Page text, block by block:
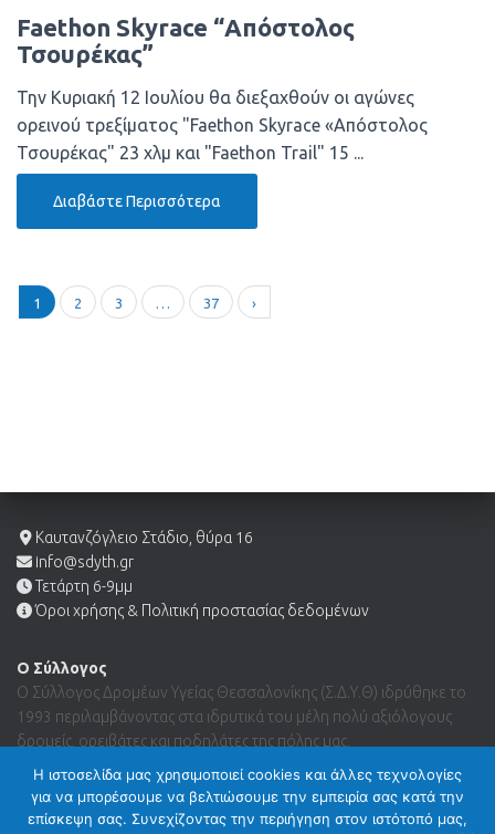
Faethon Skyrace “Απόστολος
Τσουρέκας”
Την Κυριακή 12 Ιουλίου θα διεξαχθούν οι αγώνες
ορεινού τρεξίματος "Faethon Skyrace «Απόστολος
Τσουρέκας" 23 χλμ και "Faethon Trail" 15 ...
Διαβάστε Περισσότερα
1 2 3 … 37 ›
Καυτανζόγλειο Στάδιο, θύρα 16
info@sdyth.gr
Τετάρτη 6-9μμ
Όροι χρήσης & Πολιτική προστασίας δεδομένων
Ο Σύλλογος
Ο Σύλλογος Δρομέων Υγείας Θεσσαλονίκης (Σ.Δ.Υ.Θ) ιδρύθηκε το
1993 περιλαμβάνοντας στα ιδρυτικά του μέλη πολύ αξιόλογους
δρομείς, ορειβάτες και ποδηλάτες της πόλης μας.
Search …
Η ιστοσελίδα μας χρησιμοποιεί cookies και άλλες τεχνολογίες
για να μπορέσουμε να βελτιώσουμε την εμπειρία σας κατά την
επίσκεψη σας. Συνεχίζοντας την περιήγηση στον ιστότοπό μας,